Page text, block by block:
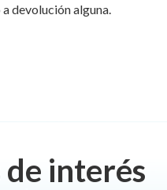
devolución alguna.
de interés